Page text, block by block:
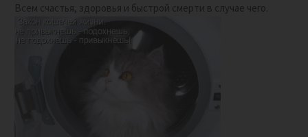
Всем счастья, здоровья и быстрой смерти в случае чего.